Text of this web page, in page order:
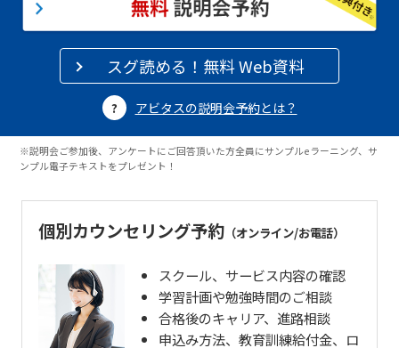
スグ読める！無料 Web資料
アビタスの説明会予約とは？
※説明会ご参加後、アンケートにご回答頂いた方全員にサンプルeラーニング、サ
ンプル電子テキストをプレゼント！
個別カウンセリング予約（オンライン/お電話）
スクール、サービス内容の確認
学習計画や勉強時間のご相談
合格後のキャリア、進路相談
申込み方法、教育訓練給付金、ロ